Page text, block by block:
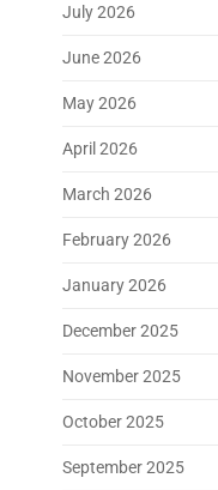
July 2026
June 2026
May 2026
April 2026
March 2026
February 2026
January 2026
December 2025
November 2025
October 2025
September 2025